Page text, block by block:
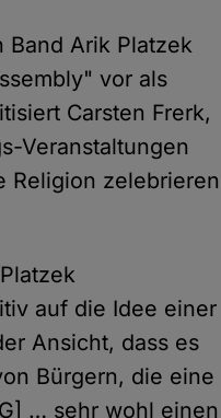
Band Arik Platzek
vor als
Carsten Frerk,
Veranstaltungen
Religion zelebrieren
auf die Idee einer
Ansicht, dass es
Bürgern, die eine
… sehr wohl einen